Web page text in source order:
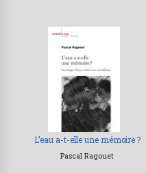
L’eau a-t-elle une mémoire ?
Pascal Ragouet